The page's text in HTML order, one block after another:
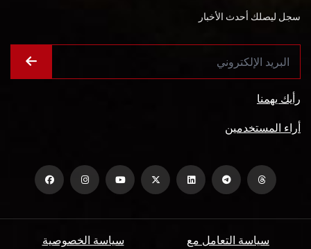
سجل ليصلك أحدث الأخبار
رأيك يهمنا
أراء المستخدمين
سياسة الخصوصية سياسة التعامل مع